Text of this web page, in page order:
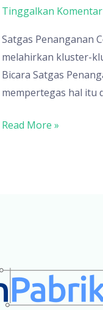
Tinggalkan Komentar
Satgas Penanganan
melahirkan kluster-
Bicara Satgas
mempertegas hal itu
Satgas
Masih
Lengah
Read More »